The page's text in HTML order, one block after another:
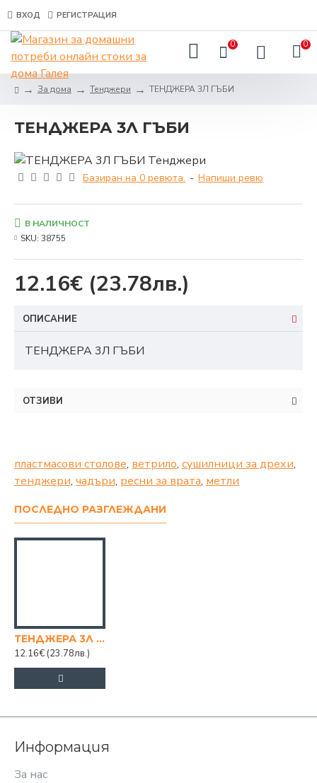
ВХОД РЕГИСТРАЦИЯ
0 0
За дома Тенджери ТЕНДЖЕРА 3Л ГЪБИ
ТЕНДЖЕРА 3Л ГЪБИ
Базиран на 0 ревюта. - Напиши ревю
12.16€ (23.78лв.)
В НАЛИЧНОСТ
SKU: 38755
ОПИСАНИЕ
ТЕНДЖЕРА 3Л ГЪБИ
ОТЗИВИ
пластмасови столове, ветрило, сушилници за дрехи,
тенджери, чадъри, ресни за врата, метли
ПОСЛЕДНО РАЗГЛЕЖДАНИ
ТЕНДЖЕРА 3Л ГЪБИ
12.16€ (23.78лв.)
Информация
За нас